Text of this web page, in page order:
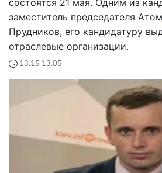
состоятся 21 мая. Одним из
заместитель председателя
Прудников, его кандидатуру
отраслевые организации.
13:15 13.05